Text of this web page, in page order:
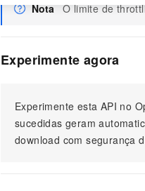
Nota O limite de
Experimente agora
Experimente esta API no
sucedidas geram
download com segurança